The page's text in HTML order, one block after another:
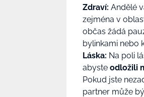
Zdraví: Andělé
zejména v
občas žádá
bylinkami nebo
Láska: Na poli
abyste odložili
Pokud jste
partner může